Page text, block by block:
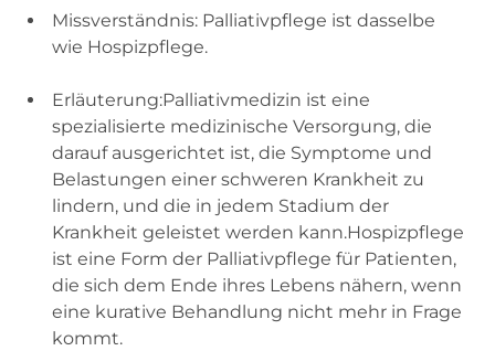
Missverständnis: Palliativpflege ist dasselbe
wie Hospizpflege.
Erläuterung:Palliativmedizin ist eine
spezialisierte medizinische Versorgung, die
darauf ausgerichtet ist, die Symptome und
Belastungen einer schweren Krankheit zu
lindern, und die in jedem Stadium der
Krankheit geleistet werden kann.Hospizpflege
ist eine Form der Palliativpflege für Patienten,
die sich dem Ende ihres Lebens nähern, wenn
eine kurative Behandlung nicht mehr in Frage
kommt.